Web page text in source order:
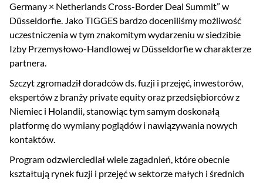
Germany × Netherlands Cross-Border Deal Summit” w
Düsseldorfie. Jako TIGGES bardzo doceniliśmy możliwość
uczestniczenia w tym znakomitym wydarzeniu w siedzibie
Izby Przemysłowo-Handlowej w Düsseldorfie w charakterze
partnera.
Szczyt zgromadził doradców ds. fuzji i przejęć, inwestorów,
ekspertów z branży private equity oraz przedsiębiorców z
Niemiec i Holandii, stanowiąc tym samym doskonałą
platformę do wymiany poglądów i nawiązywania nowych
kontaktów.
Program odzwierciedlał wiele zagadnień, które obecnie
kształtują rynek fuzji i przejęć w sektorze małych i średnich